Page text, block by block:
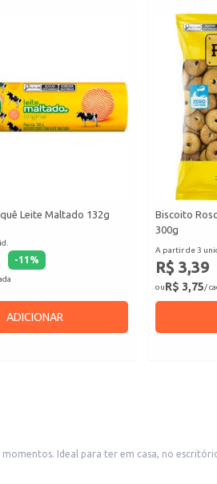
Leite Maltado 132g
-11 %
ADICIONAR
Biscoito
300g
A partir de 3
R$ 3,39
ouR$ 3,75/
Ideal para ter em casa, no